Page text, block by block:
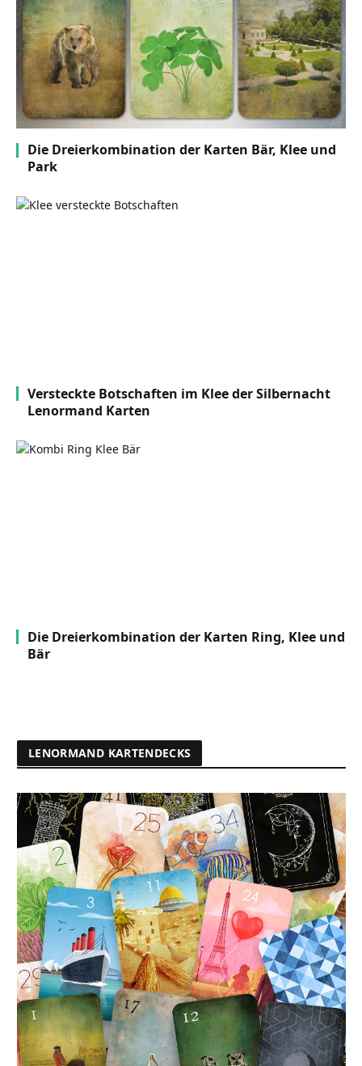
Die Dreierkombination der Karten Bär, Klee und
Park
Versteckte Botschaften im Klee der Silbernacht
Lenormand Karten
Die Dreierkombination der Karten Ring, Klee und
Bär
LENORMAND KARTENDECKS